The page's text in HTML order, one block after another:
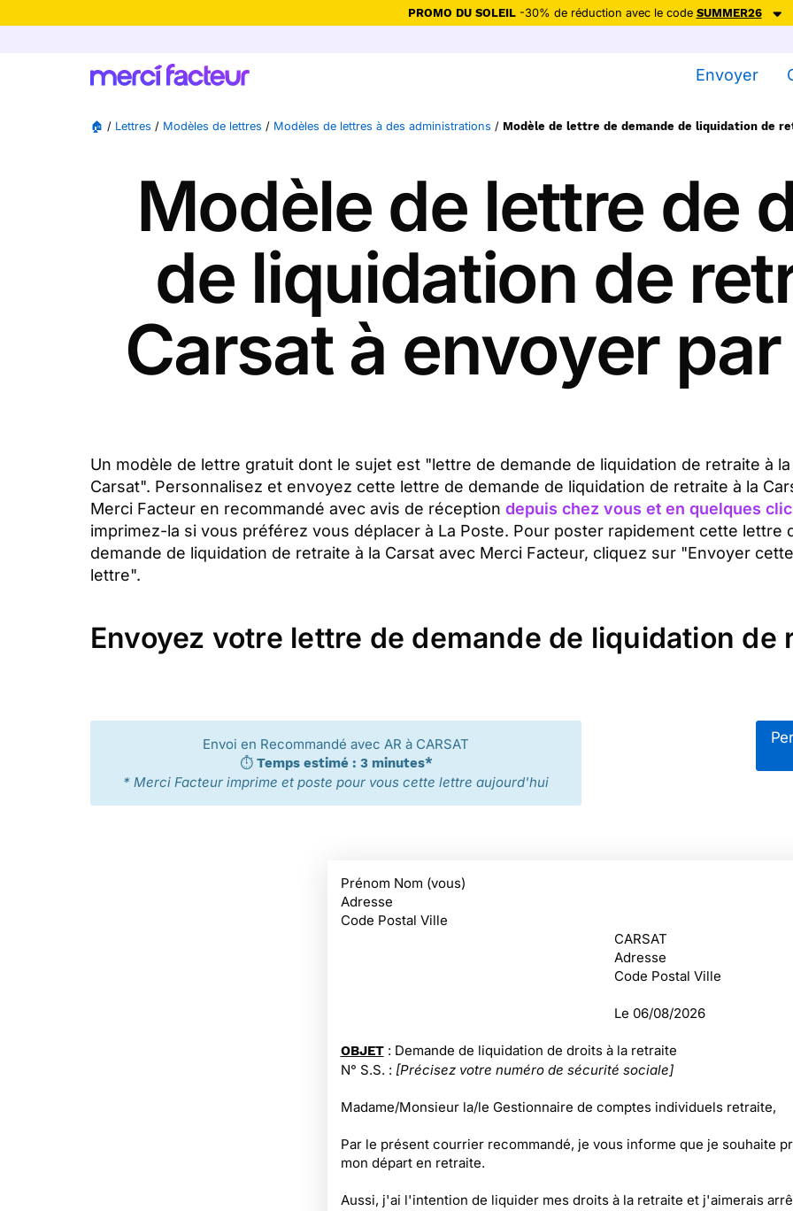
PROMO DU SOLEIL-30% de réduction avec le code SUMMER26
Envoyer
🏠 / Lettres / Modèles de lettres / Modèles de lettres à des administrations / Modèle de lettre de demande de liquidation de
Modèle de lettre de
de liquidation de
Carsat à envoyer
Un modèle de lettre gratuit dont le sujet est "lettre de demande de liquidation de retraite à la
Carsat". Personnalisez et envoyez cette lettre de demande de liquidation de retraite à la
Merci Facteur en recommandé avec avis de réception depuis chez vous et en quelques
imprimez-la si vous préférez vous déplacer à La Poste. Pour poster rapidement cette lettre
demande de liquidation de retraite à la Carsat avec Merci Facteur, cliquez sur "Envoyer cette
lettre".
Envoyez votre lettre de demande de liquidation de
Envoi en Recommandé avec AR à CARSAT
⏱️ Temps estimé : 3 minutes*
* Merci Facteur imprime et poste pour vous cette lettre aujourd'hui
Prénom Nom (vous)
Adresse
Code Postal Ville
CARSAT
Adresse
Code Postal Ville
Le 06/08/2026
OBJET : Demande de liquidation de droits à la retraite
N° S.S. : [Précisez votre numéro de sécurité sociale]
Madame/Monsieur la/le Gestionnaire de comptes individuels retraite,
Par le présent courrier recommandé, je vous informe que je souhaite
mon départ en retraite.
Aussi, j'ai l'intention de liquider mes droits à la retraite et j'aimerais